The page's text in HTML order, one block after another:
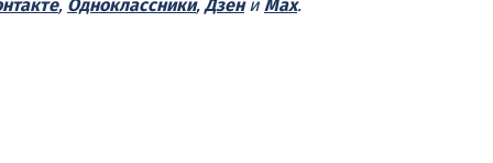
, Одноклассники, Дзени Max.